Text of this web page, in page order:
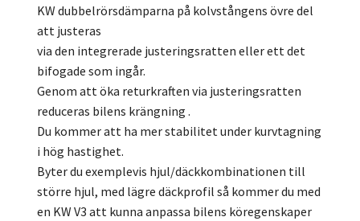
KW dubbelrörsdämparna på kolvstångens övre del
att justeras
via den integrerade justeringsratten eller ett det
bifogade som ingår.
Genom att öka returkraften via justeringsratten
reduceras bilens krängning .
Du kommer att ha mer stabilitet under kurvtagning
i hög hastighet.
Byter du exemplevis hjul/däckkombinationen till
större hjul, med lägre däckprofil så kommer du med
en KW V3 att kunna anpassa bilens köregenskaper